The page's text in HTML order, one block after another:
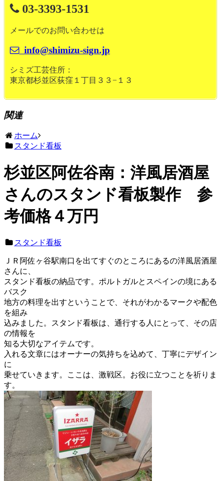
03-3393-1531
メールでのお問い合わせは
info@shimizu-sign.jp
シミズ工芸住所：
東京都杉並区荻窪１丁目３３−１３
関連
ホーム
スタンド看板
杉並区阿佐谷南：洋風居酒屋
さんのスタンド看板製作 参
考価格４万円
スタンド看板
ＪＲ阿佐ヶ谷駅南口を出てすぐのところにあるの洋風居酒屋
さんに、
スタンド看板の納品です。ポルトガルとスペインの境にある
バスク
地方の料理を出すということで、それがわかるマークや配色
を組み
込みました。スタンド看板は、通行する人にとって、その店
の情報を
知る大切なアイテムです。
入れる文章にはオーナーの気持ちを込めて、丁寧にデザイン
に
乗せていきます。ここは、激戦区。お役に立つことを祈りま
す。